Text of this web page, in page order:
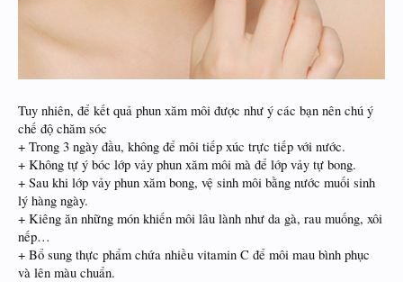
Tuy nhiên, để kết quả phun xăm môi được như ý các bạn nên chú ý
chế độ chăm sóc
+ Trong 3 ngày đầu, không để môi tiếp xúc trực tiếp với nước.
+ Không tự ý bóc lớp vảy phun xăm môi mà để lớp vảy tự bong.
+ Sau khi lớp vảy phun xăm bong, vệ sinh môi bằng nước muối sinh
lý hàng ngày.
+ Kiêng ăn những món khiến môi lâu lành như da gà, rau muống, xôi
nếp…
+ Bổ sung thực phẩm chứa nhiều vitamin C để môi mau bình phục
và lên màu chuẩn.